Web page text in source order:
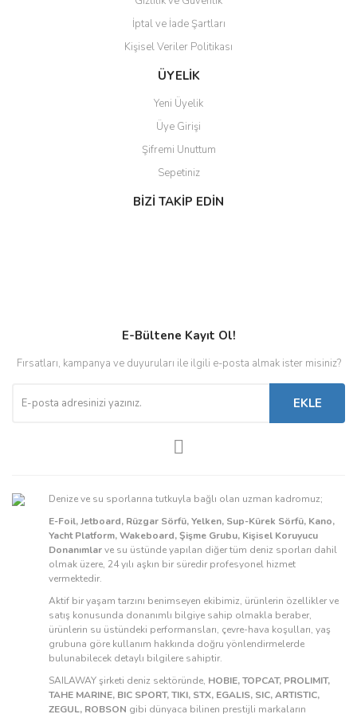
İptal ve İade Şartları
Kişisel Veriler Politikası
ÜYELİK
Yeni Üyelik
Üye Girişi
Şifremi Unuttum
Sepetiniz
BİZİ TAKİP EDİN
E-Bültene Kayıt Ol!
Fırsatları, kampanya ve duyuruları ile ilgili e-posta almak ister misiniz?
EKLE
Denize ve su sporlarına tutkuyla bağlı olan uzman kadromuz;
E-Foil, Jetboard, Rüzgar Sörfü, Yelken, Sup-Kürek Sörfü, Kano,
Yacht Platform, Wakeboard, Şişme Grubu, Kişisel Koruyucu
Donanımlarve su üstünde yapılan diğer tüm deniz sporları dahil
olmak üzere, 24 yılı aşkın bir süredir profesyonel hizmet
vermektedir.
Aktif bir yaşam tarzını benimseyen ekibimiz, ürünlerin özellikler ve
satış konusunda donanımlı bilgiye sahip olmakla beraber,
ürünlerin su üstündeki performansları, çevre-hava koşulları, yaş
grubuna göre kullanım hakkında doğru yönlendirmelerde
bulunabilecek detaylı bilgilere sahiptir.
SAILAWAY şirketi deniz sektöründe, HOBIE, TOPCAT, PROLIMIT,
TAHE MARINE, BIC SPORT, TIKI, STX, EGALIS, SIC, ARTISTIC,
ZEGUL, ROBSON gibi dünyaca bilinen prestijli markaların